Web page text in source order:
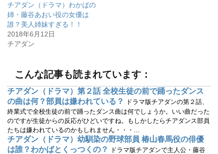
新
し
い
ウ
ィ
ン
ド
ウ
ま
す
ッ
ク
し
て
く
だ
い
ウ
ィ
ン
ド
ウ
で
開
き
ま
す
)
チアダン（ドラマ）わかばの
姉・藤谷あおい役の女優は
誰？美人姉妹すぎる！！
2018年6月12日
チアダン
こんな記事も読まれています：
チアダン（ドラマ）第２話 全校生徒の前で踊ったダンス
の曲は何？部員は嫌われている？
ドラマ版チアダンの第２話、
終業式で全校生徒の前で踊ったダンス曲は何でしょうか。いい曲だった
のですが生徒からの反応がひどいですね。もしかしたらチアダンス部員
たちは嫌われているのかもしれません・・・...
チアダン（ドラマ）幼馴染の野球部員 椿山春馬役の俳優
は誰？わかばとくっつくの？
ドラマ版チアダンで主人公・藤谷